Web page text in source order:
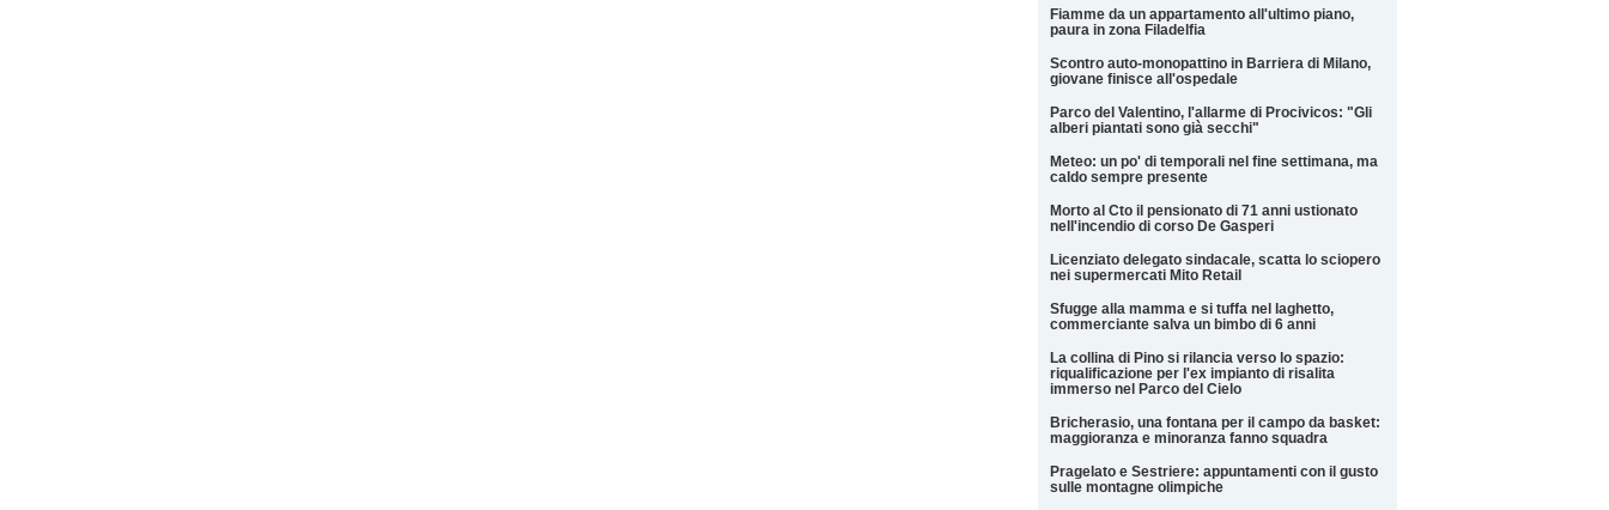
Fiamme da un appartamento all'ultimo piano,
paura in zona Filadelfia
Scontro auto-monopattino in Barriera di Milano,
giovane finisce all'ospedale
Parco del Valentino, l'allarme di Procivicos: "Gli
alberi piantati sono già secchi"
Meteo: un po' di temporali nel fine settimana, ma
caldo sempre presente
Morto al Cto il pensionato di 71 anni ustionato
nell'incendio di corso De Gasperi
Licenziato delegato sindacale, scatta lo sciopero
nei supermercati Mito Retail
Sfugge alla mamma e si tuffa nel laghetto,
commerciante salva un bimbo di 6 anni
La collina di Pino si rilancia verso lo spazio:
riqualificazione per l'ex impianto di risalita
immerso nel Parco del Cielo
Bricherasio, una fontana per il campo da basket:
maggioranza e minoranza fanno squadra
Pragelato e Sestriere: appuntamenti con il gusto
sulle montagne olimpiche